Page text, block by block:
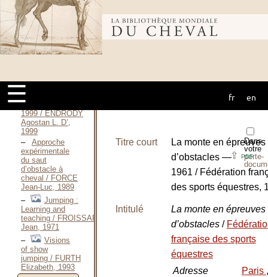
Bibliothèque
mondiale du
cheval
☰ fr en
temporelles de
la foulée en
équitation / DINH
PHUNG Rémy,
Septembre 1986
Propos
horse a chance
—
1999 / ENDRÖDY
Agostan L. D’,
1999
Approche
expérimentale
du saut
d’obstacle à
cheval / FORCE
Jean-Luc, 1989
Jumping :
Learning and
teaching / FROISSARD
Jean, 1971
Visions
of show
jumping / FURTH
Elizabeth, 1993
Dans
votre
porte-
⇪ PDF
Titre court
La monte en épreuves
d’obstacles —
1961 / Fédération
des sports équestres,
Intitulé
La monte en épreuves
d’obstacles /
française des sports
équestres
Adresse
Paris ,